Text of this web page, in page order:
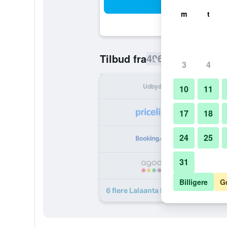
Tilbud fra496 kr. Billigste pris
Udbyder I
6 flere Lalaanta Hideaway Resort
m t
3 4
10 11
17 18
24 25
31
Billigere